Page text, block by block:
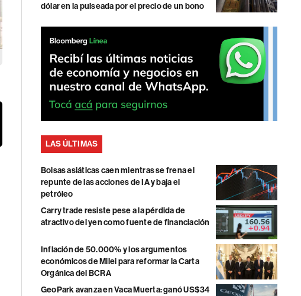
dólar en la pulseada por el precio de un bono
LAS ÚLTIMAS
Bolsas asiáticas caen mientras se frena el
repunte de las acciones de IA y baja el
petróleo
Carry trade resiste pese a la pérdida de
atractivo del yen como fuente de financiación
Inflación de 50.000% y los argumentos
económicos de Milei para reformar la Carta
Orgánica del BCRA
GeoPark avanza en Vaca Muerta: ganó US$34